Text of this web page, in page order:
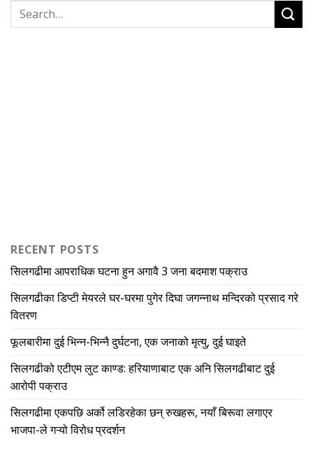
RECENT POSTS
सिलगढीमा आपराधिक घटना हुन अगावै 3 जना बदमाश पक्राउ
सिलगढीका डिप्टी मेयरले घर-घरमा पुगेर दिघा जगन्नाथ मन्दिरको प्रसाद गरे
वितरण
फूलबारीमा दुई भिन्न-भिन्नै दुर्घटना, एक जनाको मृत्यु, दुई घाइते
सिलगढीको एटीएम लुट काण्ड: हरियाणाबाट एक अनि सिलगढीबाट दुई
आरोपी पक्राउ
सिलगढीमा एकपछि अर्को लडिरहेका छन् रुखहरू, नयाँ बिरूवा लगाएर
भाजपा-ले गऱ्यो विरोध प्रदर्शन